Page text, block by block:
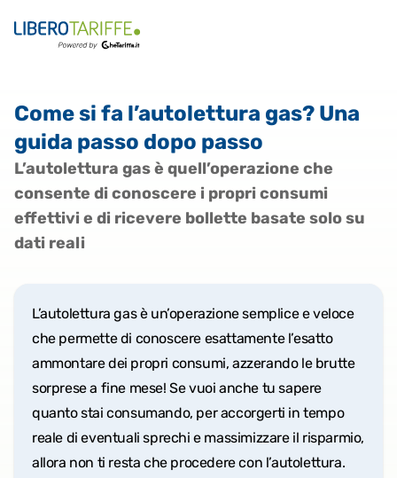
Come si fa l’autolettura gas? Una
guida passo dopo passo
L’autolettura gas è quell’operazione che
consente di conoscere i propri consumi
effettivi e di ricevere bollette basate solo su
dati reali
L’autolettura gas è un’operazione semplice e veloce
che permette di conoscere esattamente l’esatto
ammontare dei propri consumi, azzerando le brutte
sorprese a fine mese! Se vuoi anche tu sapere
quanto stai consumando, per accorgerti in tempo
reale di eventuali sprechi e massimizzare il risparmio,
allora non ti resta che procedere con l’autolettura.